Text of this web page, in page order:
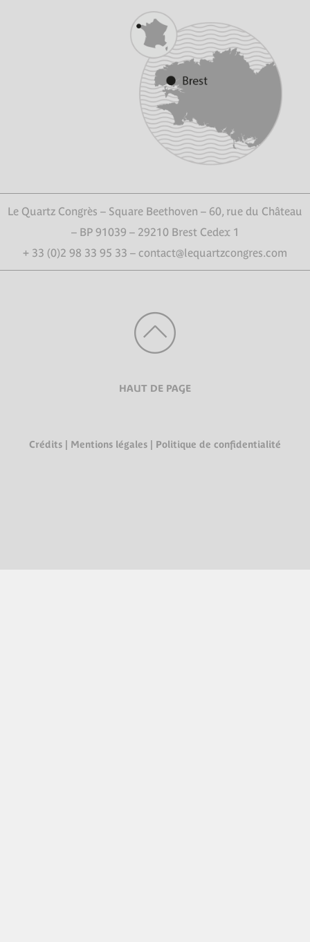
Le Quartz Congrès – Square Beethoven – 60, rue du Château
– BP 91039 – 29210 Brest Cedex 1
+ 33 (0)2 98 33 95 33 – contact@lequartzcongres.com
HAUT DE PAGE
Crédits Mentions légales Politique de confidentialité